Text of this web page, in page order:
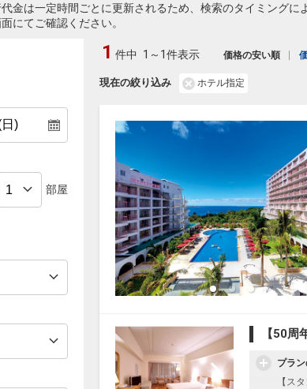
金は一定時間ごとに更新されるため、検索のタイミング
にてご確認ください。
部屋
現在の絞り込み ホテル指定
1 件中 1～1件表示 価格の安い順
【50周
プラ
【ス